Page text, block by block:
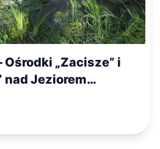
Ośrodki „Zacisze” i
nad Jeziorem